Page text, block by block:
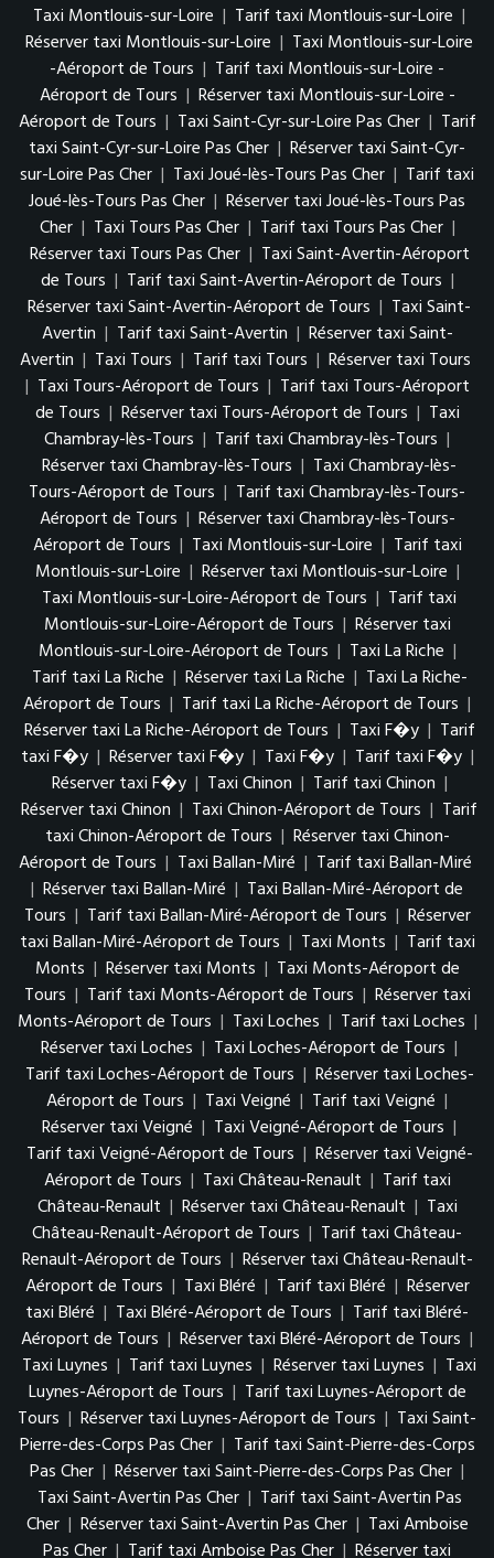
Taxi Montlouis-sur-Loire | Tarif taxi Montlouis-sur-Loire |
Réserver taxi Montlouis-sur-Loire | Taxi Montlouis-sur-Loire
-Aéroport de Tours | Tarif taxi Montlouis-sur-Loire -
Aéroport de Tours | Réserver taxi Montlouis-sur-Loire -
Aéroport de Tours | Taxi Saint-Cyr-sur-Loire Pas Cher | Tarif
taxi Saint-Cyr-sur-Loire Pas Cher | Réserver taxi Saint-Cyr-
sur-Loire Pas Cher | Taxi Joué-lès-Tours Pas Cher | Tarif taxi
Joué-lès-Tours Pas Cher | Réserver taxi Joué-lès-Tours Pas
Cher | Taxi Tours Pas Cher | Tarif taxi Tours Pas Cher |
Réserver taxi Tours Pas Cher | Taxi Saint-Avertin-Aéroport
de Tours | Tarif taxi Saint-Avertin-Aéroport de Tours |
Réserver taxi Saint-Avertin-Aéroport de Tours | Taxi Saint-
Avertin | Tarif taxi Saint-Avertin | Réserver taxi Saint-
Avertin | Taxi Tours | Tarif taxi Tours | Réserver taxi Tours
| Taxi Tours-Aéroport de Tours | Tarif taxi Tours-Aéroport
de Tours | Réserver taxi Tours-Aéroport de Tours | Taxi
Chambray-lès-Tours | Tarif taxi Chambray-lès-Tours |
Réserver taxi Chambray-lès-Tours | Taxi Chambray-lès-
Tours-Aéroport de Tours | Tarif taxi Chambray-lès-Tours-
Aéroport de Tours | Réserver taxi Chambray-lès-Tours-
Aéroport de Tours | Taxi Montlouis-sur-Loire | Tarif taxi
Montlouis-sur-Loire | Réserver taxi Montlouis-sur-Loire |
Taxi Montlouis-sur-Loire-Aéroport de Tours | Tarif taxi
Montlouis-sur-Loire-Aéroport de Tours | Réserver taxi
Montlouis-sur-Loire-Aéroport de Tours | Taxi La Riche |
Tarif taxi La Riche | Réserver taxi La Riche | Taxi La Riche-
Aéroport de Tours | Tarif taxi La Riche-Aéroport de Tours |
Réserver taxi La Riche-Aéroport de Tours | Taxi F�y | Tarif
taxi F�y | Réserver taxi F�y | Taxi F�y | Tarif taxi F�y |
Réserver taxi F�y | Taxi Chinon | Tarif taxi Chinon |
Réserver taxi Chinon | Taxi Chinon-Aéroport de Tours | Tarif
taxi Chinon-Aéroport de Tours | Réserver taxi Chinon-
Aéroport de Tours | Taxi Ballan-Miré | Tarif taxi Ballan-Miré
| Réserver taxi Ballan-Miré | Taxi Ballan-Miré-Aéroport de
Tours | Tarif taxi Ballan-Miré-Aéroport de Tours | Réserver
taxi Ballan-Miré-Aéroport de Tours | Taxi Monts | Tarif taxi
Monts | Réserver taxi Monts | Taxi Monts-Aéroport de
Tours | Tarif taxi Monts-Aéroport de Tours | Réserver taxi
Monts-Aéroport de Tours | Taxi Loches | Tarif taxi Loches |
Réserver taxi Loches | Taxi Loches-Aéroport de Tours |
Tarif taxi Loches-Aéroport de Tours | Réserver taxi Loches-
Aéroport de Tours | Taxi Veigné | Tarif taxi Veigné |
Réserver taxi Veigné | Taxi Veigné-Aéroport de Tours |
Tarif taxi Veigné-Aéroport de Tours | Réserver taxi Veigné-
Aéroport de Tours | Taxi Château-Renault | Tarif taxi
Château-Renault | Réserver taxi Château-Renault | Taxi
Château-Renault-Aéroport de Tours | Tarif taxi Château-
Renault-Aéroport de Tours | Réserver taxi Château-Renault-
Aéroport de Tours | Taxi Bléré | Tarif taxi Bléré | Réserver
taxi Bléré | Taxi Bléré-Aéroport de Tours | Tarif taxi Bléré-
Aéroport de Tours | Réserver taxi Bléré-Aéroport de Tours |
Taxi Luynes | Tarif taxi Luynes | Réserver taxi Luynes | Taxi
Luynes-Aéroport de Tours | Tarif taxi Luynes-Aéroport de
Tours | Réserver taxi Luynes-Aéroport de Tours | Taxi Saint-
Pierre-des-Corps Pas Cher | Tarif taxi Saint-Pierre-des-Corps
Pas Cher | Réserver taxi Saint-Pierre-des-Corps Pas Cher |
Taxi Saint-Avertin Pas Cher | Tarif taxi Saint-Avertin Pas
Cher | Réserver taxi Saint-Avertin Pas Cher | Taxi Amboise
Pas Cher | Tarif taxi Amboise Pas Cher | Réserver taxi